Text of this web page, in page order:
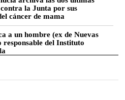
contra la Junta por sus
cáncer de mama
a un hombre (ex de Nuevas
responsable del Instituto